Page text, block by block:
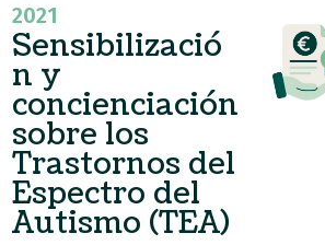
2021
Sensibilizació
n y
concienciación
sobre los
Trastornos del
Espectro del
Autismo (TEA)